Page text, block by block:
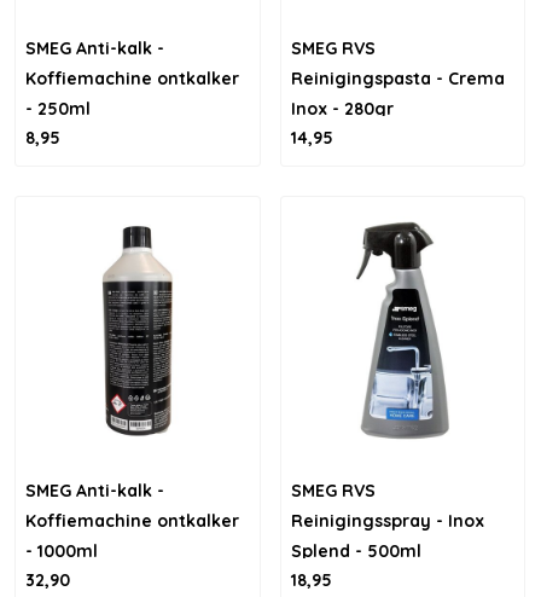
SMEG Anti-kalk -
Koffiemachine ontkalker
- 250ml
8,95
SMEG RVS
Reinigingspasta - Crema
Inox - 280gr
14,95
SMEG Anti-kalk -
Koffiemachine ontkalker
- 1000ml
32,90
SMEG RVS
Reinigingsspray - Inox
Splend - 500ml
18,95